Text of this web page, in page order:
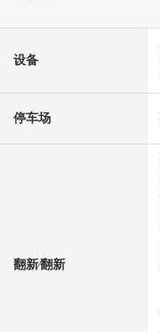
设备
停车场
翻新⁄翻新